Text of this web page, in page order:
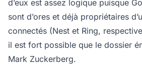
d’eux est assez logique puisque
sont d’ores et déjà propriétaires
connectés (Nest et Ring,
il est fort possible que le dossier
Mark Zuckerberg.